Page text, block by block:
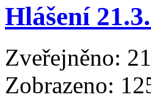
Hlášení
Zveřejněno:
Zobrazeno: